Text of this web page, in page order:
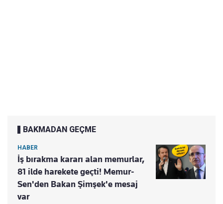
BAKMADAN GEÇME
HABER
İş bırakma kararı alan memurlar,
81 ilde harekete geçti! Memur-
Sen'den Bakan Şimşek'e mesaj
var